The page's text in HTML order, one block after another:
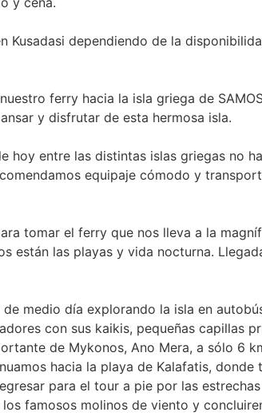
dependiendo de la
ferry hacia la isla griega de
y disfrutar de esta hermosa isla.
hoy entre las distintas islas griegas no
equipaje cómodo y
tomar el ferry que nos lleva a la
están las playas y vida nocturna.
medio día explorando la isla en
con sus kaikis, pequeñas capillas
de Mykonos, Ano Mera, a sólo 6
hacia la playa de Kalafatis,
para el tour a pie por las
famosos molinos de viento y